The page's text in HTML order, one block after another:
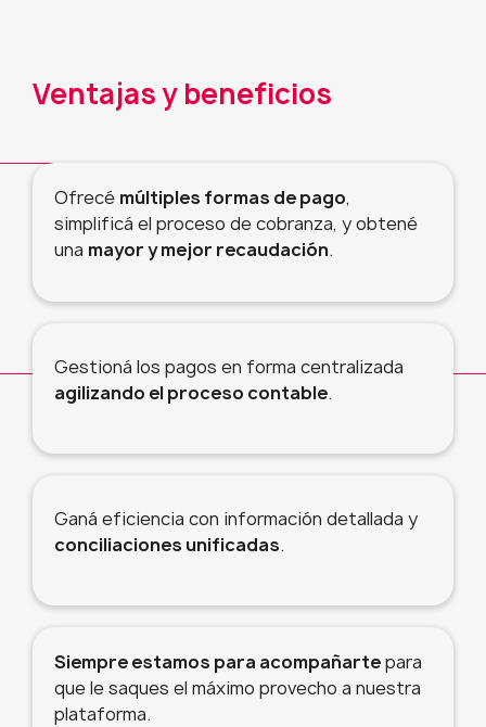
Ventajas y beneficios
Ofrecé múltiples formas de pago,
simplificá el proceso de cobranza, y obtené
una mayor y mejor recaudación.
Gestioná los pagos en forma centralizada
agilizando el proceso contable.
Ganá eficiencia con información detallada y
conciliaciones unificadas.
Siempre estamos para acompañartepara
que le saques el máximo provecho a nuestra
plataforma.